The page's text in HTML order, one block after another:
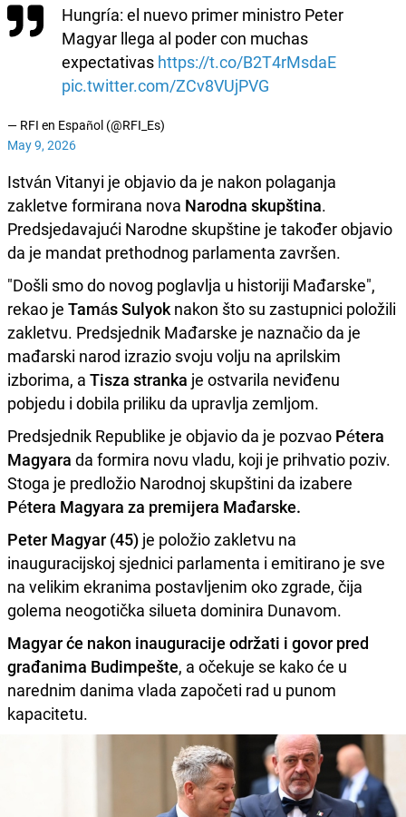
Hungría: el nuevo primer ministro Peter
Magyar llega al poder con muchas
expectativas https://t.co/B2T4rMsdaE
pic.twitter.com/ZCv8VUjPVG
— RFI en Español (@RFI_Es)
May 9, 2026
István Vitanyi je objavio da je nakon polaganja
zakletve formirana nova Narodna skupština.
Predsjedavajući Narodne skupštine je također objavio
da je mandat prethodnog parlamenta završen.
"Došli smo do novog poglavlja u historiji Mađarske",
rekao je Tamás Sulyoknakon što su zastupnici položili
zakletvu. Predsjednik Mađarske je naznačio da je
mađarski narod izrazio svoju volju na aprilskim
izborima, a Tisza stranka je ostvarila neviđenu
pobjedu i dobila priliku da upravlja zemljom.
Predsjednik Republike je objavio da je pozvao Pétera
Magyara da formira novu vladu, koji je prihvatio poziv.
Stoga je predložio Narodnoj skupštini da izabere
Pétera Magyara za premijera Mađarske.
Peter Magyar (45) je položio zakletvu na
inauguracijskoj sjednici parlamenta i emitirano je sve
na velikim ekranima postavljenim oko zgrade, čija
golema neogotička silueta dominira Dunavom.
Magyar će nakon inauguracije održati i govor pred
građanima Budimpešte, a očekuje se kako će u
narednim danima vlada započeti rad u punom
kapacitetu.